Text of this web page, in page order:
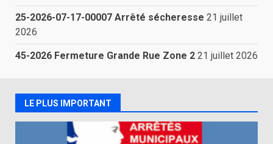
25-2026-07-17-00007 Arrêté sécheresse 21 juillet
2026
45-2026 Fermeture Grande Rue Zone 2 21 juillet 2026
LE PLUS IMPORTANT